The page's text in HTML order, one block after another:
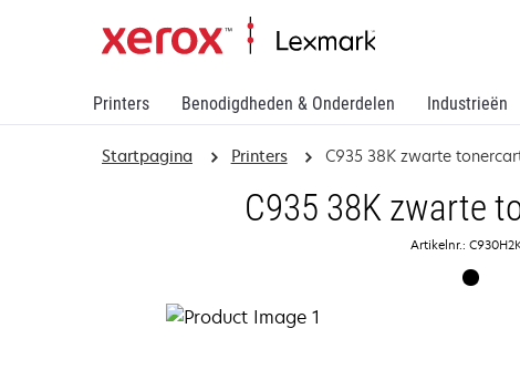
Printers Benodigdheden & Onderdelen Industrieën
Startpagina Printers C935 38K zwarte
C935 38K zwarte
Artikelnr.: